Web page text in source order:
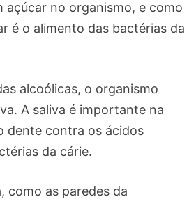
açúcar no organismo, e como
é o alimento das bactérias da
alcoólicas, o organismo
A saliva é importante na
dente contra os ácidos
da cárie.
como as paredes da